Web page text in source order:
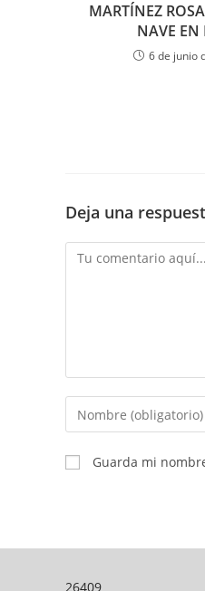
MARTÍNEZ
NAVE EN
6 de junio
Deja una
Comentario
Introduce
tu
nombre
o
Guarda mi
26409